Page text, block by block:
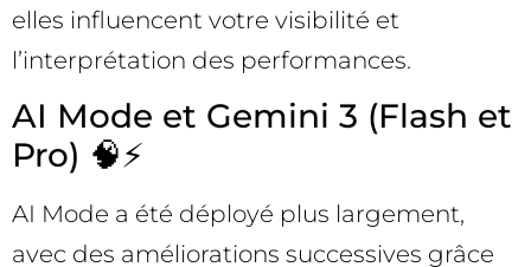
elles influencent votre visibilité et
l’interprétation des performances.
AI Mode et Gemini 3 (Flash et
Pro) 🧠⚡
AI Mode a été déployé plus largement,
avec des améliorations successives grâce